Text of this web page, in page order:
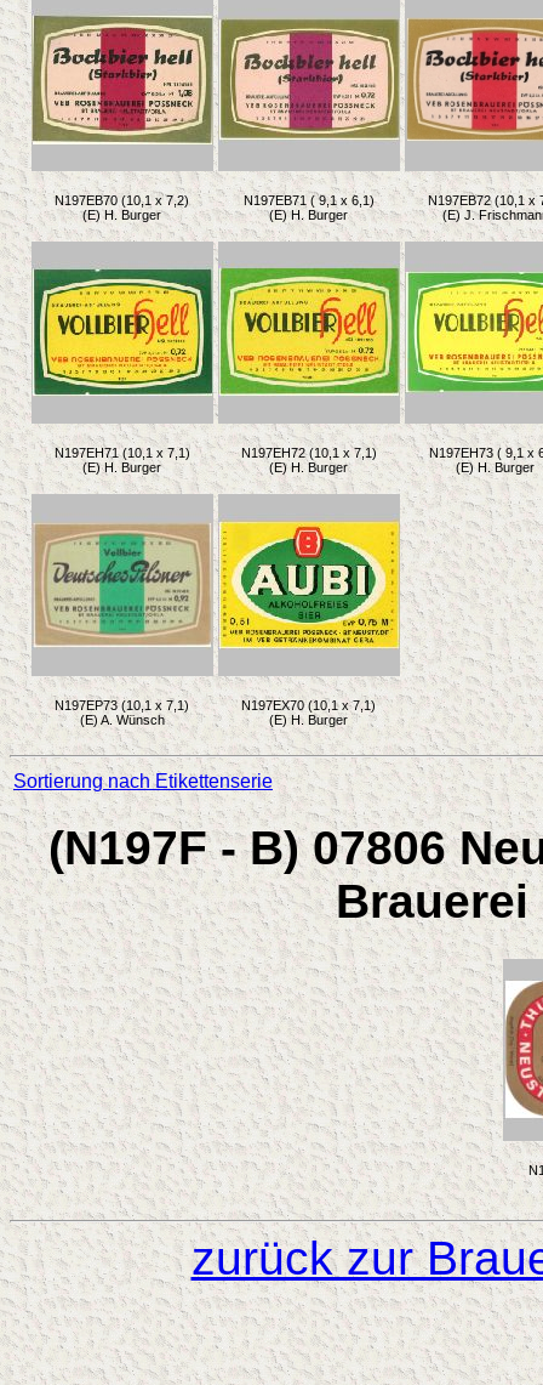
N197EB70 (10,1 x 7,2)
(E) H. Burger
N197EB71 ( 9,1 x 6,1)
(E) H. Burger
N197EB72 (10,1 x
(E) J.
N197EH71 (10,1 x 7,1)
(E) H. Burger
N197EH72 (10,1 x 7,1)
(E) H. Burger
N197EH73 ( 9,1 x
(E) H. Burger
N197EP73 (10,1 x 7,1)
(E) A. Wünsch
N197EX70 (10,1 x 7,1)
(E) H. Burger
Sortierung nach Etikettenserie
(N197F - B) 07806
Brauerei
zurück zur